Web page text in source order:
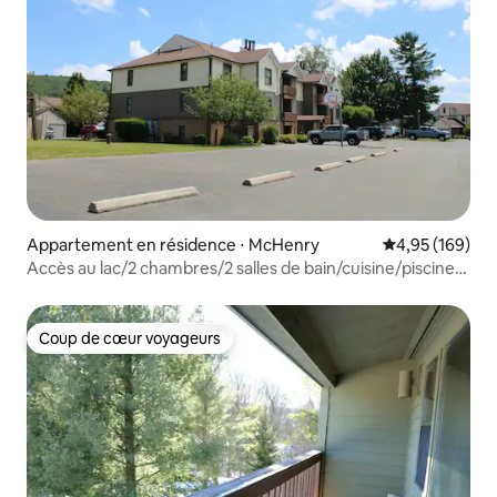
Appartement en résidence ⋅ McHenry Évaluation
4,95 (169)
Accès au lac/2 chambres/2 salles de bain/cuisine/piscine/5
Coup de cœur voyageurs
Coup de cœur voyageurs